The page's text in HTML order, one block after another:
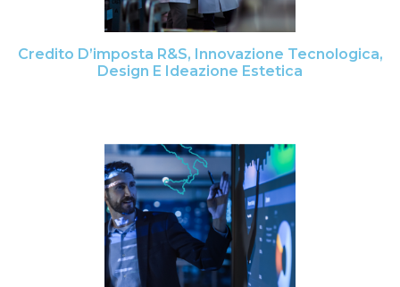
Credito D’imposta R&S, Innovazione Tecnologica,
Design E Ideazione Estetica